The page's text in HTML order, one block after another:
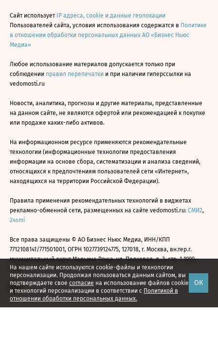
На нашем сайте используются cookie-файлы и технологии
персонализации. Продолжая пользоваться данным сайтом, вы
подтверждаете свое согласие на использование файлов cookie
и технологий персонализации в соответствии с Политикой в
отношении обработки персональных данных.
ОК
Сайт использует IP адреса, cookie и данные геолокации
Пользователей сайта, условия использования содержатся в Политике
в отношении обработки персональных данных АО «Бизнес Ньюс
Медиа»
Любое использование материалов допускается только при
соблюдении правил перепечатки и при наличии гиперссылки на
vedomosti.ru
Новости, аналитика, прогнозы и другие материалы, представленные
на данном сайте, не являются офертой или рекомендацией к покупке
или продаже каких-либо активов.
На информационном ресурсе применяются рекомендательные
технологии (информационные технологии предоставления
информации на основе сбора, систематизации и анализа сведений,
относящихся к предпочтениям пользователей сети «Интернет»,
находящихся на территории Российской Федерации).
Правила применения рекомендательных технологий в виджетах
рекламно-обменной сети, размещенных на сайте vedomosti.ru: СМИ2,
24smi
Все права защищены © АО Бизнес Ньюс Медиа, ИНН/КПП
7712108141/771501001, ОГРН 1027739124775, 127018, г. Москва, вн.тер.г.
муниципальный округ Марьина Роща, ул. Полковая, д. 3, стр. 1 1999—
2026